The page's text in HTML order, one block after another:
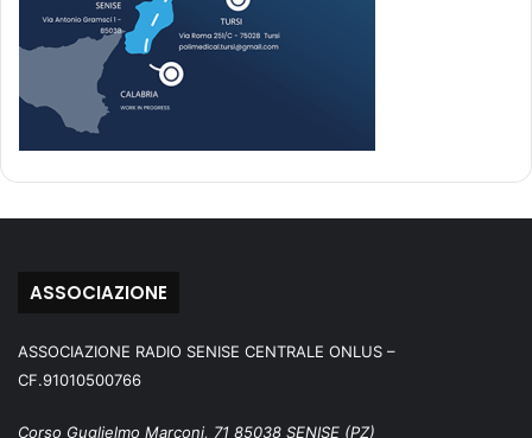
ASSOCIAZIONE
ASSOCIAZIONE RADIO SENISE CENTRALE ONLUS –
CF.91010500766
Corso Guglielmo Marconi, 71 85038 SENISE (PZ)